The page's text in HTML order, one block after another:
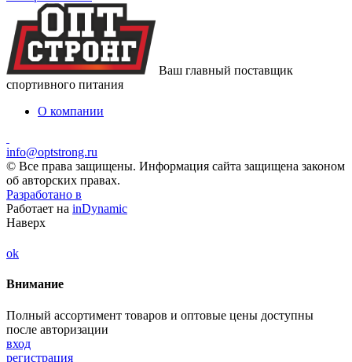
Ваш главный поставщик
спортивного питания
О компании
info@optstrong.ru
© Все права защищены. Информация сайта защищена законом
об авторских правах.
Разработано в
Работает на inDynamic
Наверх
ok
Внимание
Полный ассортимент товаров и оптовые цены доступны
после авторизации
вход
регистрация